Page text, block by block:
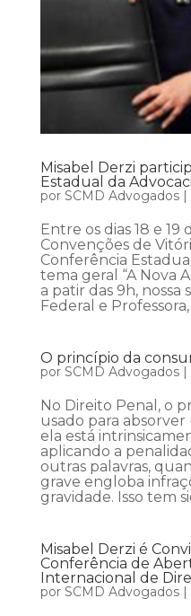
Misabel Derzi
Estadual da
por SCMD Advogados|
Entre os dias 18 e
Convenções de
Conferência
tema geral “A Nova
a patir das 9h, nossa
Federal e
O princípio da
por SCMD Advogados|
No Direito Penal, o
usado para
ela está
aplicando a
outras palavras,
grave engloba
gravidade. Isso tem
Misabel Derzi é
Conferência de
Internacional de
por SCMD Advogados|